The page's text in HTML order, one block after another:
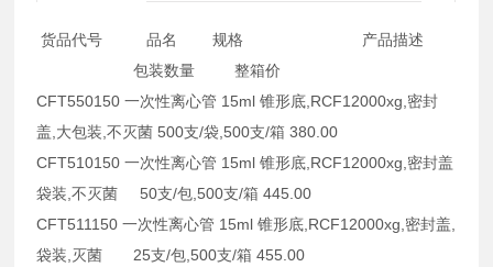
货品代号 品名 规格 产品描述
包装数量 整箱价
CFT550150 一次性离心管 15ml 锥形底,RCF12000xg,密封
盖,大包装,不灭菌 500支/袋,500支/箱 380.00
CFT510150 一次性离心管 15ml 锥形底,RCF12000xg,密封盖
袋装,不灭菌 50支/包,500支/箱 445.00
CFT511150 一次性离心管 15ml 锥形底,RCF12000xg,密封盖,
袋装,灭菌 25支/包,500支/箱 455.00